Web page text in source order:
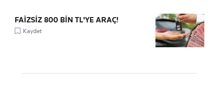
FAİZSİZ 800 BİN TL'YE ARAÇ!
Kaydet